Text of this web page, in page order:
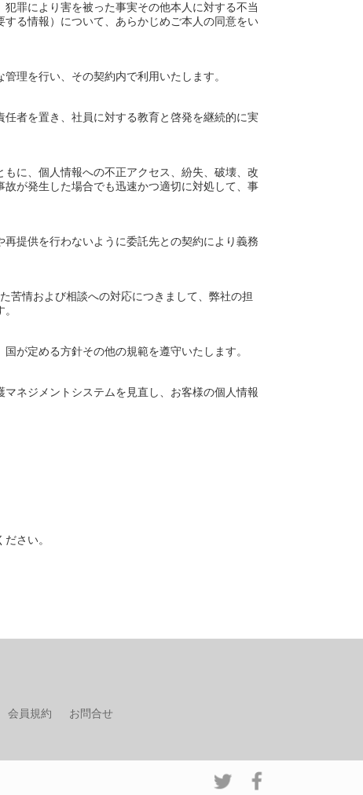
罪により害を被った事実その他本人に対する不当
る情報）について、あらかじめご本人の同意をい
理を行い、その契約内で利用いたします。
者を置き、社員に対する教育と啓発を継続的に実
に、個人情報への不正アクセス、紛失、破壊、改
が発生した場合でも迅速かつ適切に対処して、事
提供を行わないように委託先との契約により義務
苦情および相談への対応につきまして、弊社の担
が定める方針その他の規範を遵守いたします。
ネジメントシステムを見直し、お客様の個人情報
さい。
会員規約 お問合せ